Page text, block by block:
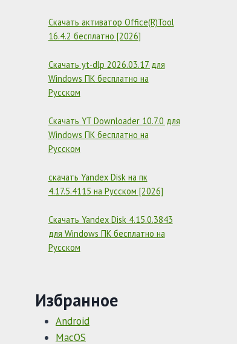
Скачать активатор Office(R)Tool
16.4.2 бесплатно [2026]
Скачать yt-dlp 2026.03.17 для
Windows ПК бесплатно на
Русском
Скачать YT Downloader 10.7.0 для
Windows ПК бесплатно на
Русском
скачать Yandex Disk на пк
4.17.5.4115 на Русском [2026]
Скачать Yandex Disk 4.15.0.3843
для Windows ПК бесплатно на
Русском
Избранное
Android
MacOS